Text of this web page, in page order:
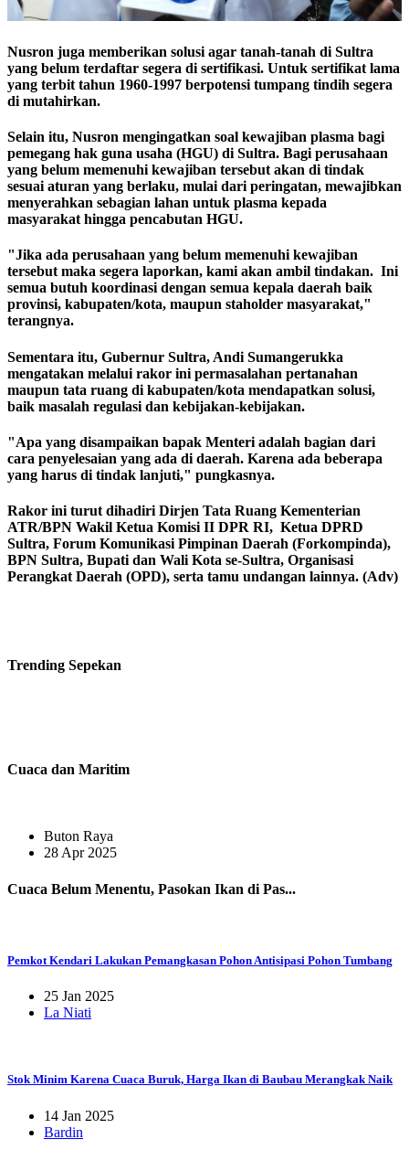
Nusron juga memberikan solusi agar tanah-tanah di Sultra
yang belum terdaftar segera di sertifikasi. Untuk sertifikat lama
yang terbit tahun 1960-1997 berpotensi tumpang tindih segera
di mutahirkan.
Selain itu, Nusron mengingatkan soal kewajiban plasma bagi
pemegang hak guna usaha (HGU) di Sultra. Bagi perusahaan
yang belum memenuhi kewajiban tersebut akan di tindak
sesuai aturan yang berlaku, mulai dari peringatan, mewajibkan
menyerahkan sebagian lahan untuk plasma kepada
masyarakat hingga pencabutan HGU.
"Jika ada perusahaan yang belum memenuhi kewajiban
tersebut maka segera laporkan, kami akan ambil tindakan. Ini
semua butuh koordinasi dengan semua kepala daerah baik
provinsi, kabupaten/kota, maupun staholder masyarakat,"
terangnya.
Sementara itu, Gubernur Sultra, Andi Sumangerukka
mengatakan melalui rakor ini permasalahan pertanahan
maupun tata ruang di kabupaten/kota mendapatkan solusi,
baik masalah regulasi dan kebijakan-kebijakan.
"Apa yang disampaikan bapak Menteri adalah bagian dari
cara penyelesaian yang ada di daerah. Karena ada beberapa
yang harus di tindak lanjuti," pungkasnya.
Rakor ini turut dihadiri Dirjen Tata Ruang Kementerian
ATR/BPN Wakil Ketua Komisi II DPR RI, Ketua DPRD
Sultra, Forum Komunikasi Pimpinan Daerah (Forkompinda),
BPN Sultra, Bupati dan Wali Kota se-Sultra, Organisasi
Perangkat Daerah (OPD), serta tamu undangan lainnya. (Adv)
Trending Sepekan
Cuaca dan Maritim
Buton Raya
28 Apr 2025
Cuaca Belum Menentu, Pasokan Ikan di Pas...
Pemkot Kendari Lakukan Pemangkasan Pohon Antisipasi Pohon Tumbang
25 Jan 2025
La Niati
Stok Minim Karena Cuaca Buruk, Harga Ikan di Baubau Merangkak Naik
14 Jan 2025
Bardin